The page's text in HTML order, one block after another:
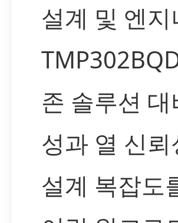
설계 및 엔
존 솔루션
성과 열 신
설계 복잡도